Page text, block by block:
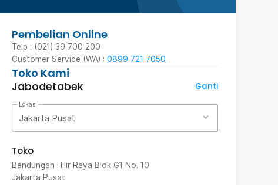
Pembelian Online
Telp : (021) 39 700 200
Customer Service (WA) : 0899 721 7050
Toko Kami
Jabodetabek
Ganti
Lokasi
Jakarta Pusat
Toko
Bendungan Hilir Raya Blok G1 No. 10
Jakarta Pusat